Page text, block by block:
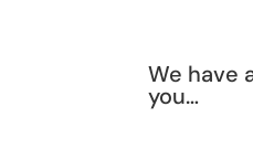
We have
you…